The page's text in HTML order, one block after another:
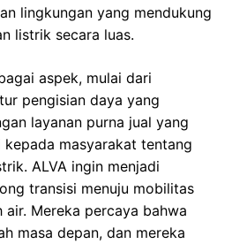
lingkungan yang mendukung
listrik secara luas.
aspek, mulai dari
pengisian daya yang
layanan purna jual yang
masyarakat tentang
ALVA ingin menjadi
transisi menuju mobilitas
Mereka percaya bahwa
masa depan, dan mereka